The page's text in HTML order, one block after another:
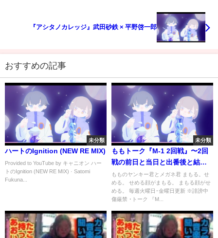
『アシタノカレッジ』武田砂鉄 × 平野啓一郎
おすすめの記事
未分類
ハートのIgnition (NEW RE MIX)
Provided to YouTube by キャニオン ハー
トのIgnition (NEW RE MIX) · Satomi
Fukuna...
未分類
ももトーク『M-1 2回戦』〜2回
戦の前日と当日と出番後と結果
発表。エントリーナンバー6はま
だ死んでいない〜
もものヤンキー君とメガネ君 まもる。せ
める。 せめる顔がまもる。 まもる顔がせ
める。 毎週火曜日･金曜日更新 ※誹謗中
傷厳禁 ･トーク 『M...